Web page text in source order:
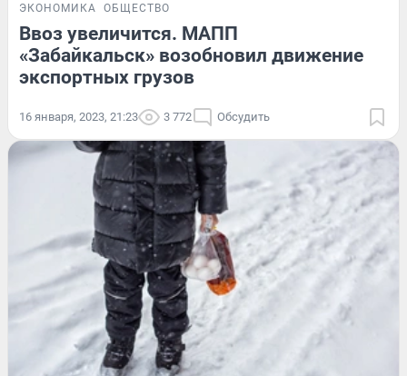
ЭКОНОМИКА ОБЩЕСТВО
Ввоз увеличится. МАПП
«Забайкальск» возобновил движение
экспортных грузов
16 января, 2023, 21:23 3 772 Обсудить